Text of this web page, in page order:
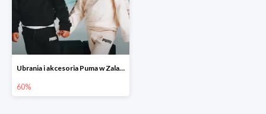
Ubrania i akcesoria Puma w Zalando Lounge do -60%
60%